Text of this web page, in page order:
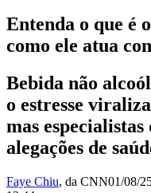
Entenda o que é
como ele atua
Bebida não
o estresse
mas
alegações de
Faye Chiu, da CNN01/08/